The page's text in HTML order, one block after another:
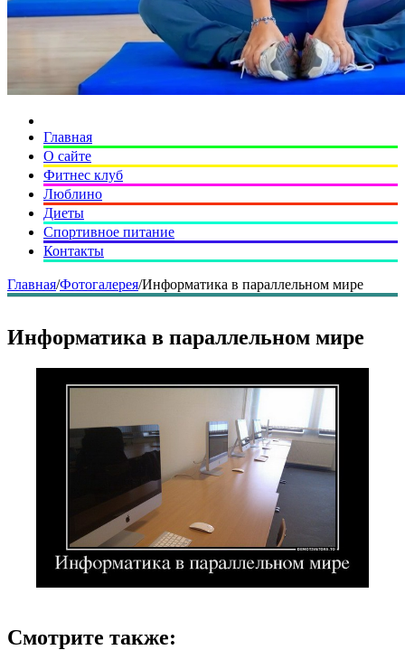
Главная
О сайте
Фитнес клуб
Люблино
Диеты
Спортивное питание
Контакты
Главная/Фотогалерея/Информатика в параллельном мире
Информатика в параллельном мире
Смотрите также: